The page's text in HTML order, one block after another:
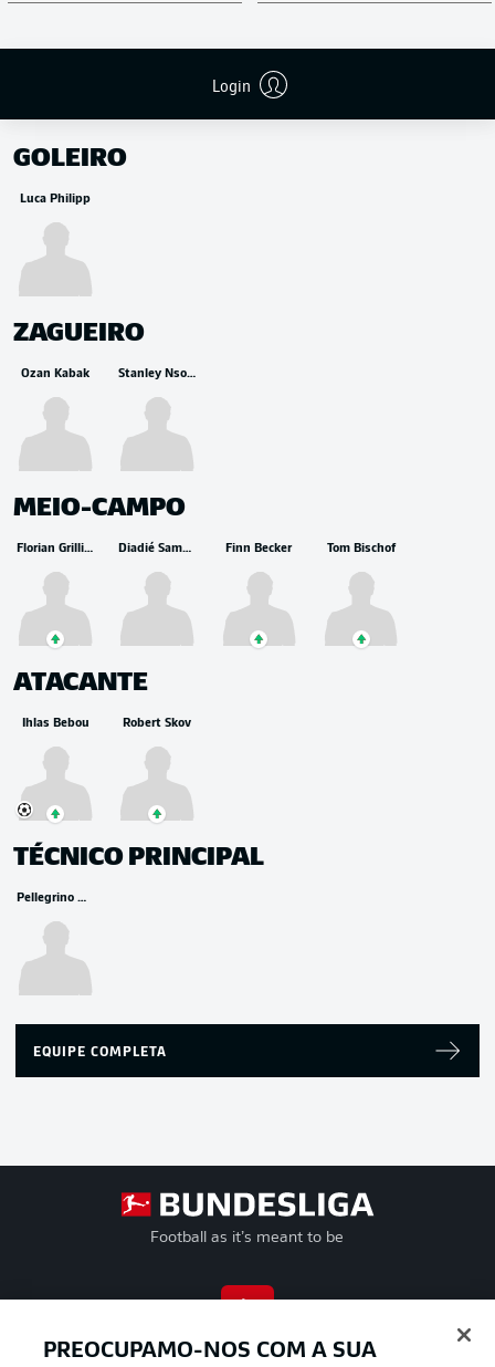
Login
GOLEIRO
Luca Philipp
ZAGUEIRO
Ozan Kabak Stanley Nsoki
MEIO-CAMPO
Florian Grillitsch Diadié Samassékou Finn Becker Tom Bischof
ATACANTE
Ihlas Bebou Robert Skov
TÉCNICO PRINCIPAL
Pellegrino Matarazzo
EQUIPE COMPLETA
Football as it’s meant to be
APLICATIVO DA BUNDESLIGA
PREOCUPAMO-NOS COM A SUA